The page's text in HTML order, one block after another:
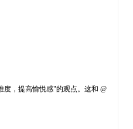
度，提⾼愉悦感"的观点。这和 @